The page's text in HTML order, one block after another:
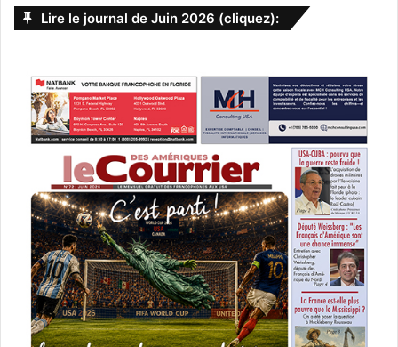
Lire le journal de Juin 2026 (cliquez):